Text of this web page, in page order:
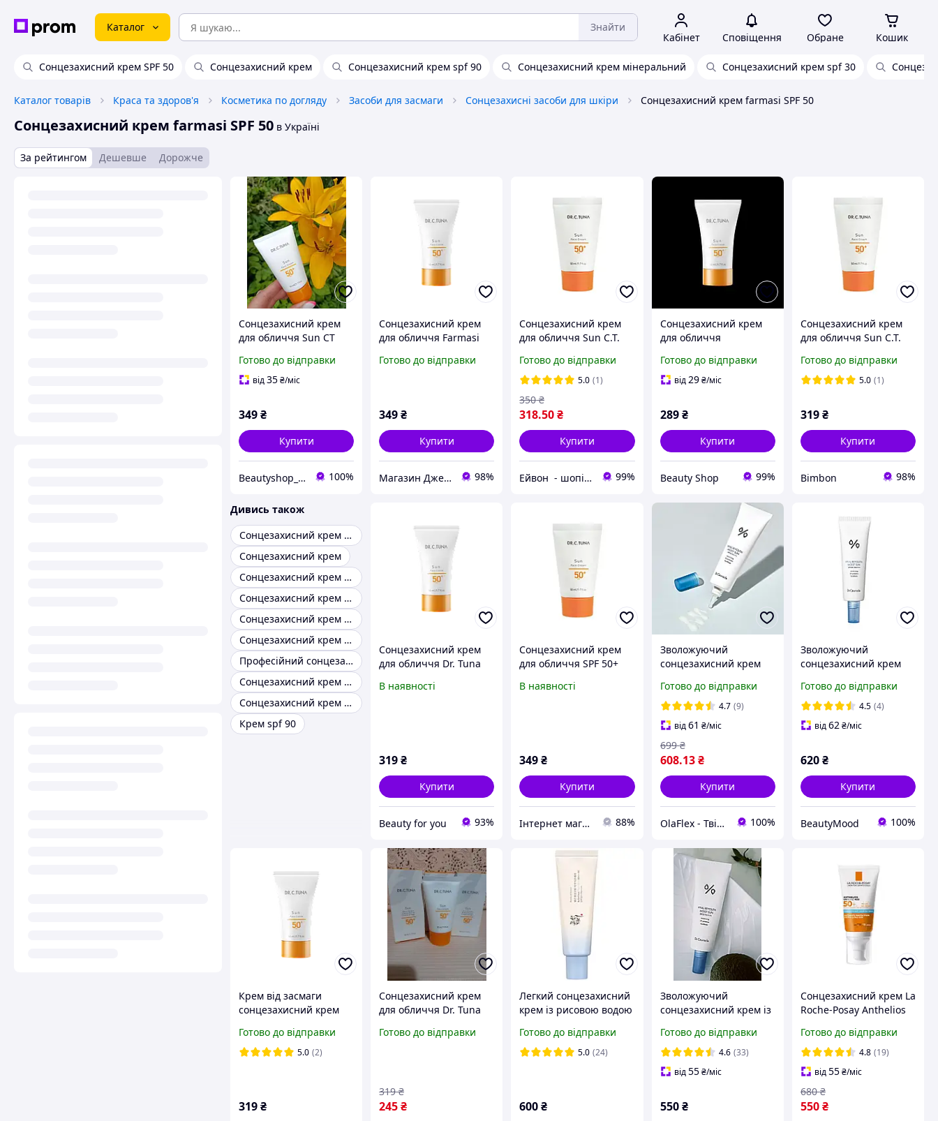
Каталог Знайти
Кабінет Сповіщення Обране Кошик
Сонцезахисний крем SPF 50 Сонцезахисний крем Сонцезахисний крем spf 90 Сонцезахисний крем мінеральний Сонцезахисний крем spf 30
Каталог товарів Краса та здоров'я Косметика по догляду Засоби для засмаги Сонцезахисні засоби для шкіри Сонцезахисний крем farmasi SPF 50
Сонцезахисний крем farmasi SPF 50 в Україні
За рейтингом Дешевше Дорожче
Сонцезахисний крем
для обличчя Sun CT
Готово до відправки
від35₴/міс
349₴
Купити
Beautyshop_Natali 100%
Сонцезахисний крем
для обличчя Farmasi
50 SPF, 50 мл
Готово до відправки
349₴
Купити
Магазин Джерелія 98%
Сонцезахисний крем
для обличчя Sun C.T.
мл
Готово до відправки
5.0 (1)
318.50₴
350 ₴
Купити
Ейвон - шопінг 99%
Сонцезахисний крем
для обличчя
мл Farmasi
Готово до відправки
від29 ₴/міс
289 ₴
Купити
Beauty Shop 99%
Сонцезахисний крем
для обличчя Sun C.T.
Готово до відправки
5.0 (1)
319₴
Купити
Bimbon 98%
Дивись також
Сонцезахисний крем SPF 50
Сонцезахисний крем
Сонцезахисний крем spf 90
Сонцезахисний крем мінеральний
Сонцезахисний крем spf 30
Сонцезахисний крем з спф 50
Професійний сонцезахисний крем
Сонцезахисний крем для обличчя spf 50
Сонцезахисний крем spf 35
Крем spf 90
Сонцезахисний крем
для обличчя Dr. Tuna
В наявності
319₴
Купити
Beauty for you 93%
Сонцезахисний крем
для обличчя SPF 50+
В наявності
349₴
Купити
Інтернет магазин турецької продукції Фармасі 88%
Зволожуючий
сонцезахисний крем
Reyouth Moist Sun SPF
50/PA++++ 50ml
Готово до відправки
4.7 (9)
від61 ₴/міс
608.13 ₴
699 ₴
Купити
OlaFlex - Твій надійний партнер в світі краси! 100%
Зволожуючий
сонцезахисний крем
Reyouth Moist Sun SPF
50/PA++++ 50 мл
Готово до відправки
4.5 (4)
від62₴/міс
620₴
Купити
BeautyMood 100%
Крем від засмаги
сонцезахисний крем
Sunscience SPF 50
Farmasi.
Готово до відправки
5.0 (2)
319₴
Сонцезахисний крем
для обличчя Dr. Tuna
фармасі 50 мл
Готово до відправки
245₴
319 ₴
Легкий сонцезахисний
крем із рисовою водою
Rice + B5 SPF50+ -
Beauty of Joseon 50 мл
Готово до відправки
5.0 (24)
600₴
Зволожуючий
сонцезахисний крем із
Dr.Ceuracle Hyal
Reyouth Moist Sun SPF
50+ 50 ml
Готово до відправки
4.6 (33)
від55 ₴/міс
550 ₴
Сонцезахисний крем La
Roche-Posay Anthelios
Hydrating Cream 50 ml
Готово до відправки
4.8 (19)
від55₴/міс
550₴
680 ₴